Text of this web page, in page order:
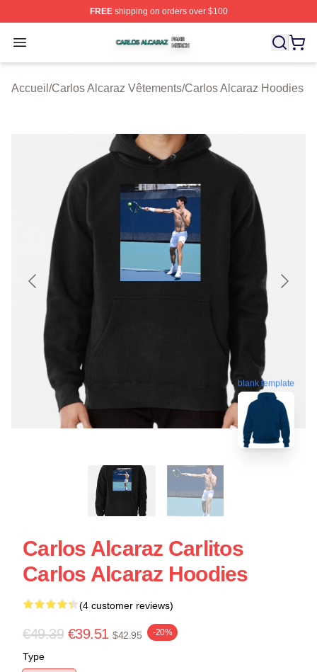
FREEshipping on orders over $100
Open menu
Carlos Alcaraz Shop ⚡️ Officially Licensed Carlos
Accueil /Carlos Alcaraz Vêtements/Carlos Alcaraz Hoodies
blank template
Carlos Alcaraz Carlitos
Carlos Alcaraz Hoodies
(4 customer reviews)
€49.39 €39.51 $42.95 -20%
Type